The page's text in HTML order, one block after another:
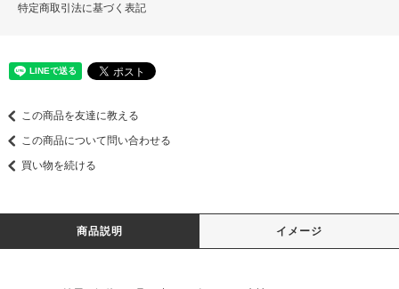
特定商取引法に基づく表記
この商品を友達に教える
この商品について問い合わせる
買い物を続ける
商品説明 イメージ